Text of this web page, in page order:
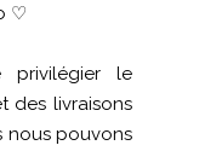
♡
privilégier le
des livraisons
nous pouvons